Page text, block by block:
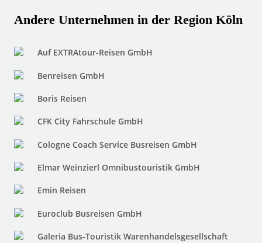
Andere Unternehmen in der Region Köln
Auf EXTRAtour-Reisen GmbH
Benreisen GmbH
Boris Reisen
CFK City Fahrschule GmbH
Cologne Coach Service Busreisen GmbH
Elmar Weinzierl Omnibustouristik GmbH
Emin Reisen
Euroclub Busreisen GmbH
Galeria Bus-Touristik Warenhandelsgesellschaft